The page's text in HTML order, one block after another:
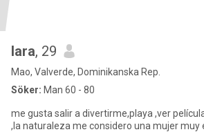
lara, 29
Mao, Valverde, Dominikanska Rep.
Söker: Man 60 - 80
me gusta salir a divertirme,playa ,ver
,la naturaleza me considero una mujer muy